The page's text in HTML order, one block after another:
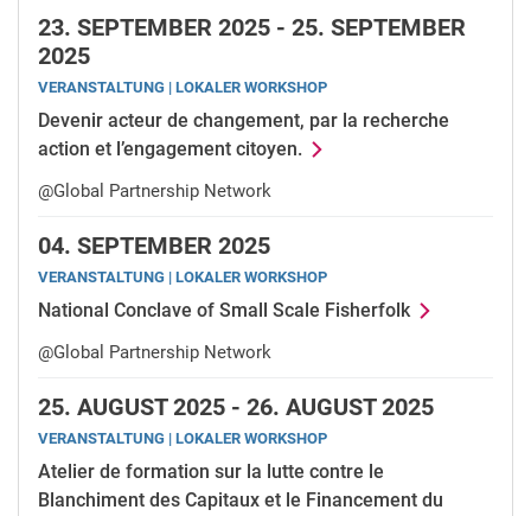
23. SEPTEMBER 2025 - 25. SEPTEMBER
2025
VERANSTALTUNG | LOKALER WORKSHOP
Devenir acteur de changement, par la recherche
action et l’engagement citoyen.
@Global Partnership Network
04. SEPTEMBER 2025
VERANSTALTUNG | LOKALER WORKSHOP
National Conclave of Small Scale Fisherfolk
@Global Partnership Network
25. AUGUST 2025 - 26. AUGUST 2025
VERANSTALTUNG | LOKALER WORKSHOP
Atelier de formation sur la lutte contre le
Blanchiment des Capitaux et le Financement du